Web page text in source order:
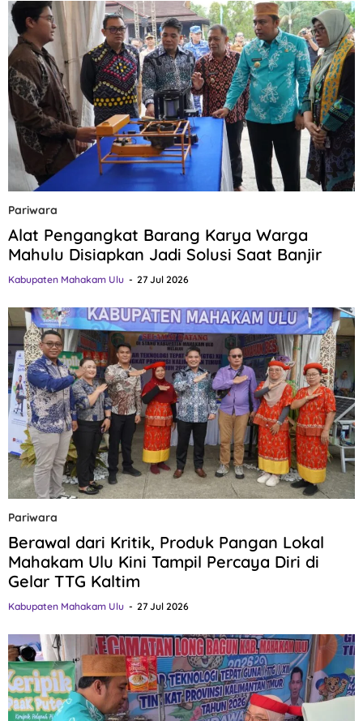
Pariwara
Alat Pengangkat Barang Karya Warga
Mahulu Disiapkan Jadi Solusi Saat Banjir
Kabupaten Mahakam Ulu 27 Jul 2026
Pariwara
Berawal dari Kritik, Produk Pangan Lokal
Mahakam Ulu Kini Tampil Percaya Diri di
Gelar TTG Kaltim
Kabupaten Mahakam Ulu 27 Jul 2026